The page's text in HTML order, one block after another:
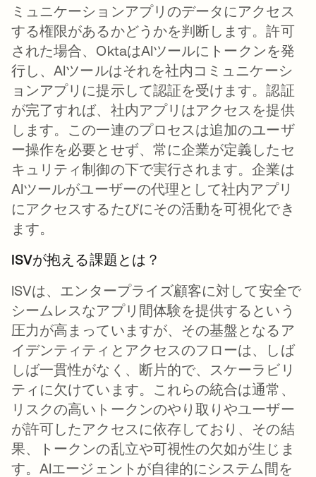
ミュニケーションアプリのデータにアクセス
する権限があるかどうかを判断します。許可
された場合、OktaはAIツールにトークンを発
行し、AIツールはそれを社内コミュニケーシ
ョンアプリに提示して認証を受けます。認証
が完了すれば、社内アプリはアクセスを提供
します。この一連のプロセスは追加のユーザ
ー操作を必要とせず、常に企業が定義したセ
キュリティ制御の下で実行されます。企業は
AIツールがユーザーの代理として社内アプリ
にアクセスするたびにその活動を可視化でき
ます。
ISVが抱える課題とは？
ISVは、エンタープライズ顧客に対して安全で
シームレスなアプリ間体験を提供するという
圧力が高まっていますが、その基盤となるア
イデンティティとアクセスのフローは、しば
しば一貫性がなく、断片的で、スケーラビリ
ティに欠けています。これらの統合は通常、
リスクの高いトークンのやり取りやユーザー
が許可したアクセスに依存しており、その結
果、トークンの乱立や可視性の欠如が生じま
す。AIエージェントが自律的にシステム間を